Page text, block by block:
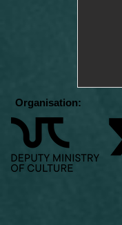
Organisation: